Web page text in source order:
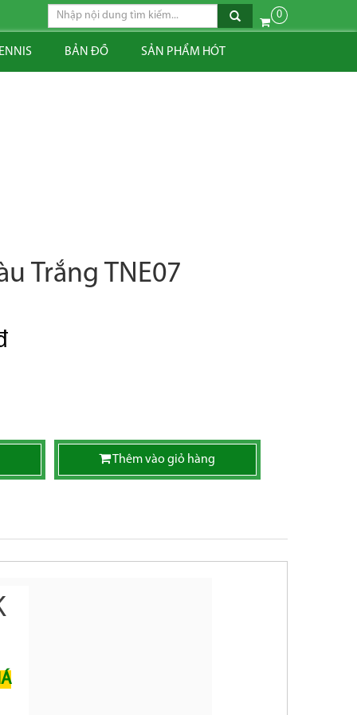
0
BẢN ĐỒ SẢN PHẨM HÓT
Trắng TNE07
Thêm vào giỏ hàng